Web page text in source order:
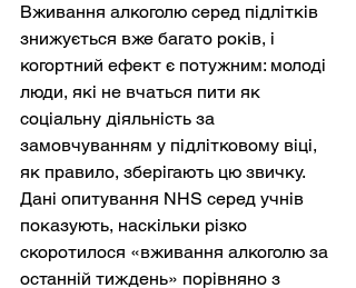
Вживання алкоголю серед підлітків
знижується вже багато років, і
когортний ефект є потужним: молоді
люди, які не вчаться пити як
соціальну діяльність за
замовчуванням у підлітковому віці,
як правило, зберігають цю звичку.
Дані опитування NHS серед учнів
показують, наскільки різко
скоротилося «вживання алкоголю за
останній тиждень» порівняно з